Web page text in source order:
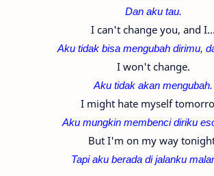
Dan aku tau.
I can't change you, and I...
Aku tidak bisa mengubah dirimu,
I won't change.
Aku tidak akan mengubah.
I might hate myself
Aku mungkin membenci diriku
But I'm on my way
Tapi aku berada di jalanku